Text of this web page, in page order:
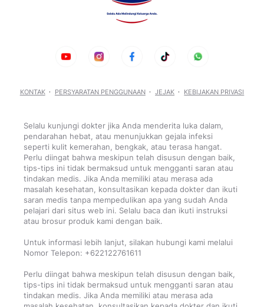
KONTAK PERSYARATAN PENGGUNAAN JEJAK KEBIJAKAN PRIVASI
Selalu kunjungi dokter jika Anda menderita luka dalam,
pendarahan hebat, atau menunjukkan gejala infeksi
seperti kulit kemerahan, bengkak, atau terasa hangat.
Perlu diingat bahwa meskipun telah disusun dengan baik,
tips-tips ini tidak bermaksud untuk mengganti saran atau
tindakan medis. Jika Anda memiliki atau merasa ada
masalah kesehatan, konsultasikan kepada dokter dan ikuti
saran medis tanpa mempedulikan apa yang sudah Anda
pelajari dari situs web ini. Selalu baca dan ikuti instruksi
atau brosur produk kami dengan baik.
Untuk informasi lebih lanjut, silakan hubungi kami melalui
Nomor Telepon: +622122761611
Perlu diingat bahwa meskipun telah disusun dengan baik,
tips-tips ini tidak bermaksud untuk mengganti saran atau
tindakan medis. Jika Anda memiliki atau merasa ada